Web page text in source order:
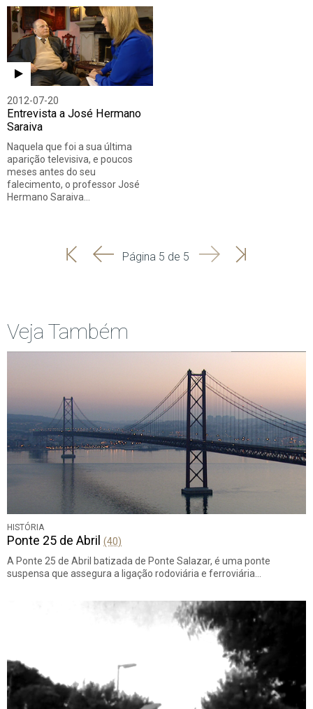
2012-07-20
Entrevista a José Hermano
Saraiva
Naquela que foi a sua última
aparição televisiva, e poucos
meses antes do seu
falecimento, o professor José
Hermano Saraiva…
'
'
Página 5 de 5 SeguinteÚltima
Veja Também
HISTÓRIA
Ponte 25 de Abril (40)
A Ponte 25 de Abril batizada de Ponte Salazar, é uma ponte
suspensa que assegura a ligação rodoviária e ferroviária…